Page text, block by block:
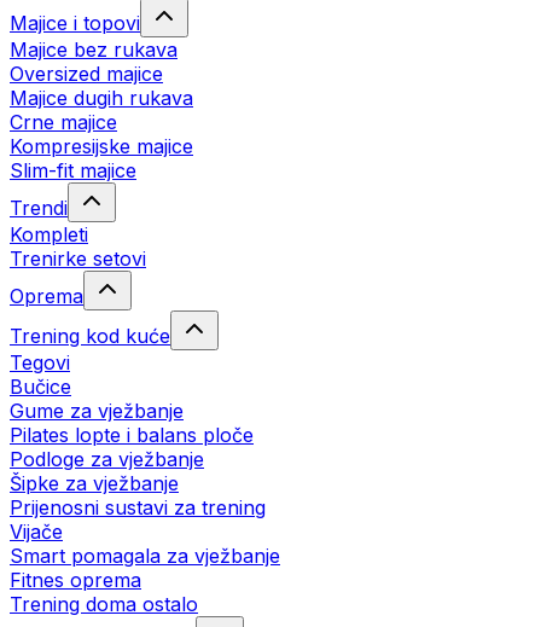
Majice i topovi
Majice bez rukava
Oversized majice
Majice dugih rukava
Crne majice
Kompresijske majice
Slim-fit majice
Trendi
Kompleti
Trenirke setovi
Oprema
Trening kod kuće
Tegovi
Bučice
Gume za vježbanje
Pilates lopte i balans ploče
Podloge za vježbanje
Šipke za vježbanje
Prijenosni sustavi za trening
Vijače
Smart pomagala za vježbanje
Fitnes oprema
Trening doma ostalo